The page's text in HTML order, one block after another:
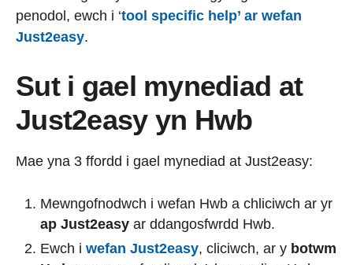
penodol, ewch i ‘tool specific help’ ar wefan
Just2easy.
Sut i gael mynediad at
Just2easy yn Hwb
Mae yna 3 ffordd i gael mynediad at Just2easy:
Mewngofnodwch i wefan Hwb a chliciwch ar yr
ap Just2easy ar ddangosfwrdd Hwb.
Ewch i wefan Just2easy, cliciwch, ar y botwm